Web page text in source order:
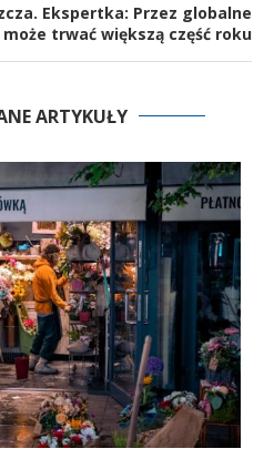
Ekspertka: Przez globalne
trwać większą część roku
ARTYKUŁY